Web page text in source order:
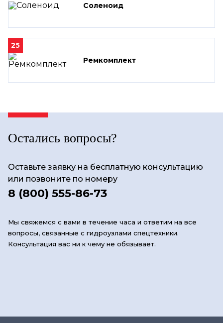
Соленоид
25
Ремкомплект
Остались вопросы?
Оставьте заявку на бесплатную консультацию
или позвоните по номеру
8 (800) 555-86-73
Мы свяжемся с вами в течение часа и ответим на все
вопросы, связанные с гидроузлами спецтехники.
Консультация вас ни к чему не обязывает.